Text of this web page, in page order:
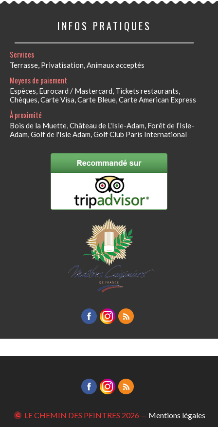
INFOS PRATIQUES
Services
Terrasse, Privatisation, Animaux acceptés
Moyens de paiement
Espèces, Eurocard / Mastercard, Tickets restaurants,
Chèques, Carte Visa, Carte Bleue, Carte American Express
À proximité
Bois de la Muette, Château de L'Isle-Adam, Forêt de l’Isle-
Adam, Golf de l'Isle Adam, Golf Club Paris International
LE CHEMIN DES PEINTRES 2026 — Mentions légales